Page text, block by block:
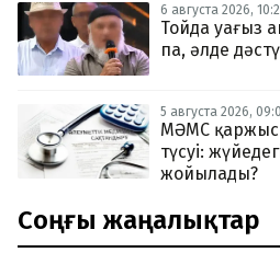
6 августа 2026,
Тойда уағыз
па, әлде
5 августа 2026,
МӘМС
түсуі:
жойылады?
Соңғы жаңалықтар